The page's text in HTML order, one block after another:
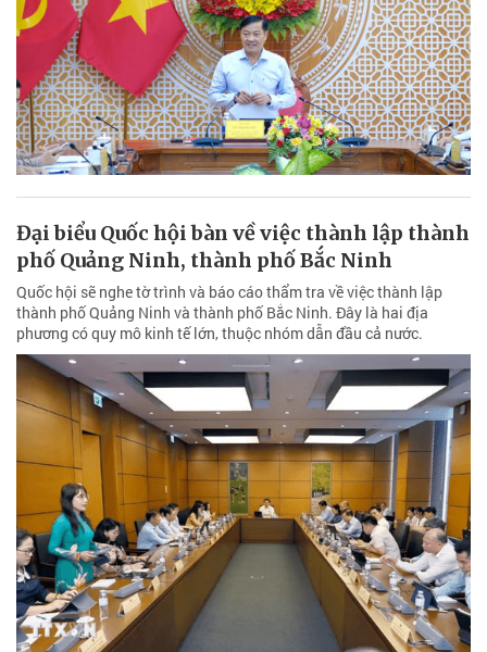
Đại biểu Quốc hội bàn về việc thành lập thành
phố Quảng Ninh, thành phố Bắc Ninh
Quốc hội sẽ nghe tờ trình và báo cáo thẩm tra về việc thành lập
thành phố Quảng Ninh và thành phố Bắc Ninh. Đây là hai địa
phương có quy mô kinh tế lớn, thuộc nhóm dẫn đầu cả nước.